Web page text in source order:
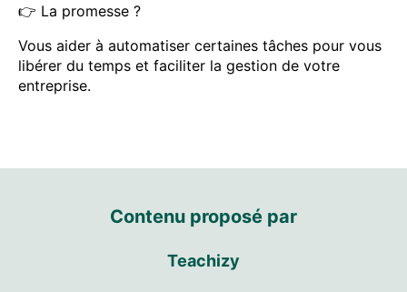
👉 La promesse ?
Vous aider à automatiser certaines tâches pour vous
libérer du temps et faciliter la gestion de votre
entreprise.
Contenu proposé par
Teachizy